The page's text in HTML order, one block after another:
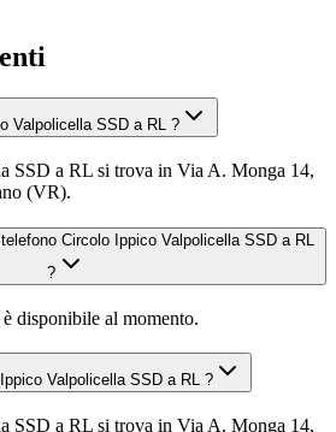
Valpolicella SSD a RL ?
SSD a RL si trova in Via A. Monga 14,
(VR).
Circolo Ippico Valpolicella SSD a RL
?
disponibile al momento.
Valpolicella SSD a RL ?
SSD a RL si trova in Via A. Monga 14,